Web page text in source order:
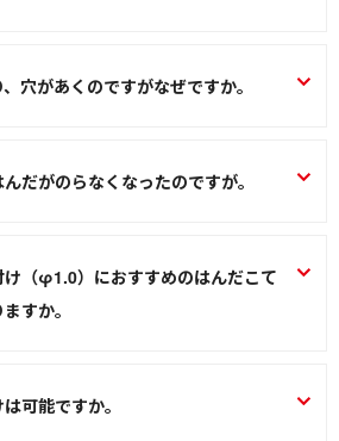
寿命（当社比）が確保されたこて先で
穴があくのですがなぜですか。
交換してください。
だがのらなくなったのですが。
軽くこすって落としてください。酸化
ために、すぐにこて先にはんだを補充し
（φ1.0）におすすめのはんだこて
すか。
すすめします。
可能ですか。